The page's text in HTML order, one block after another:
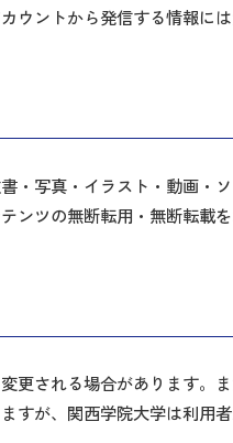
ウントから発信する情報に
・写真・イラスト・動画・
ンツの無断転用・無断転載を
更される場合があります。
すが、関西学院大学は利用